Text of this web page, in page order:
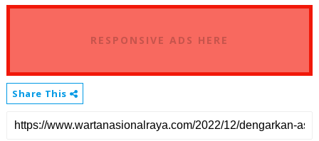
RESPONSIVE ADS HERE
Share This